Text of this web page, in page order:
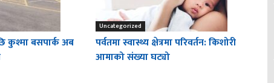
कुश्मा बसपार्क अब
Uncategorized
पर्वतमा स्वास्थ्य क्षेत्रमा परिवर्तन: किशोरी
आमाको संख्या घट्यो